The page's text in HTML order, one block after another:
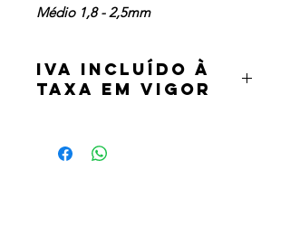
Médio 1,8 - 2,5mm
IVA incluído à
taxa em vigor